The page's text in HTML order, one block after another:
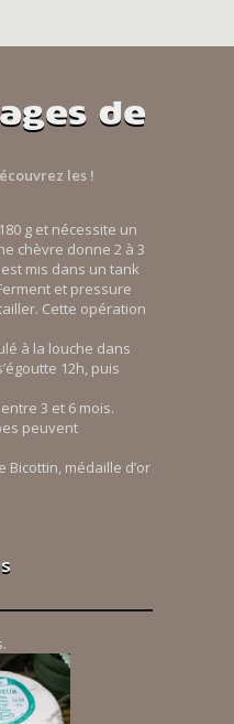
de
les !
g et nécessite un
chèvre donne 2 à 3
mis dans un tank
et pressure
Cette opération
à la louche dans
12h, puis
3 et 6 mois.
peuvent
Bicottin, médaille d’or